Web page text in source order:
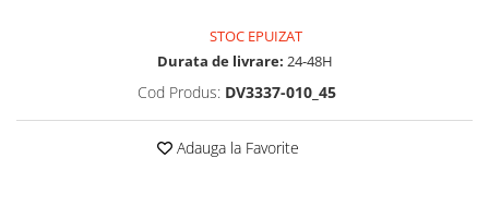
STOC EPUIZAT
Durata de livrare: 24-48H
Cod Produs: DV3337-010_45
Adauga la Favorite